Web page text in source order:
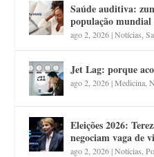
Saúde auditiva:
população mundial
ago 2, 2026|Notícias ,
Jet Lag: porque
ago 2, 2026|Medicina ,
Eleições 2026:
negociam vaga de
ago 2, 2026|Notícias ,